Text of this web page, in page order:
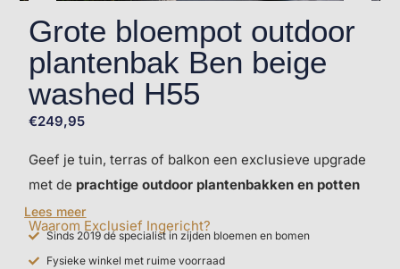
Grote bloempot outdoor
plantenbak Ben beige
washed H55
€249,95
Geef je tuin, terras of balkon een exclusieve upgrade
met de prachtige outdoor plantenbakken en potten
uit decollectie van Exclusief Ingericht
plantenbak is sfeermaker bij iedere tuin, terras of
balkon. De zand collectie is gemaakt van fiberstone,
Lees meer
Waarom Exclusief Ingericht?
Sinds 2019 dé specialist in zijden bloemen en bomen
Fysieke winkel met ruime voorraad